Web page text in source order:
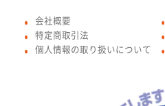
● 会社概要
● 特定商取引法
● 個人情報の取り扱いについて
●
●
●